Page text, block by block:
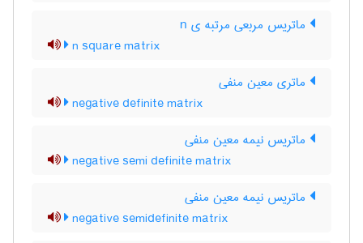
ماتریس مربعی مرتبه ی n
n square matrix
ماتری معین منفی
negative definite matrix
ماتریس نیمه معین منفی
negative semi definite matrix
ماتریس نیمه معین منفی
negative semidefinite matrix